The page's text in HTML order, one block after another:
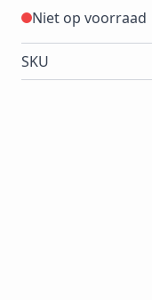
Niet op voorraad
SKU